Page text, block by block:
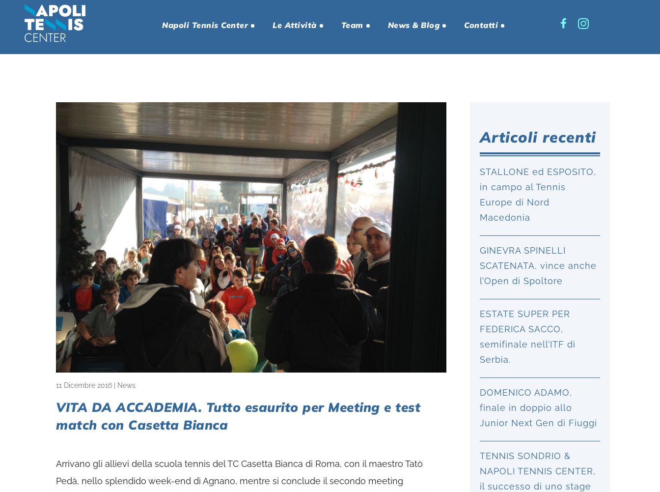
Napoli Tennis Center Le Attività Team News & Blog Contatti
11 Dicembre 2016 News
VITA DA ACCADEMIA. Tutto esaurito per Meeting e test
match con Casetta Bianca
Arrivano gli allievi della scuola tennis del TC Casetta Bianca di Roma, con il maestro Tatò
Pedà, nello splendido week-end di Agnano, mentre si conclude il secondo meeting
Articoli recenti
STALLONE ed ESPOSITO,
in campo al Tennis
Europe di Nord
Macedonia
GINEVRA SPINELLI
SCATENATA, vince anche
l’Open di Spoltore
ESTATE SUPER PER
FEDERICA SACCO,
semifinale nell’ITF di
Serbia.
DOMENICO ADAMO,
finale in doppio allo
Junior Next Gen di Fiuggi
TENNIS SONDRIO &
NAPOLI TENNIS CENTER,
il successo di uno stage